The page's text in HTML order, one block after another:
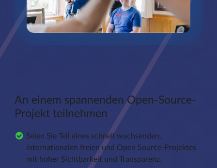
An einem spannenden Open-Source-
Projekt teilnehmen
Seien Sie Teil eines schnell wachsenden,
internationalen freien und Open Source-Projektes
mit hoher Sichtbarkeit und Transparenz.